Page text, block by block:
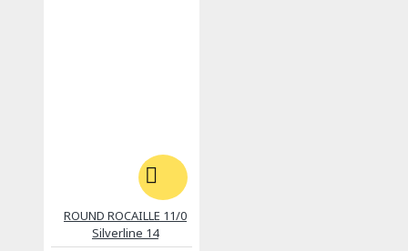
ROUND ROCAILLE 11/0
Silverline 14